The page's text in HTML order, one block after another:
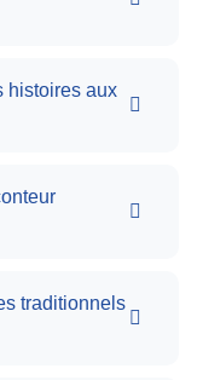
histoires aux
traditionnels